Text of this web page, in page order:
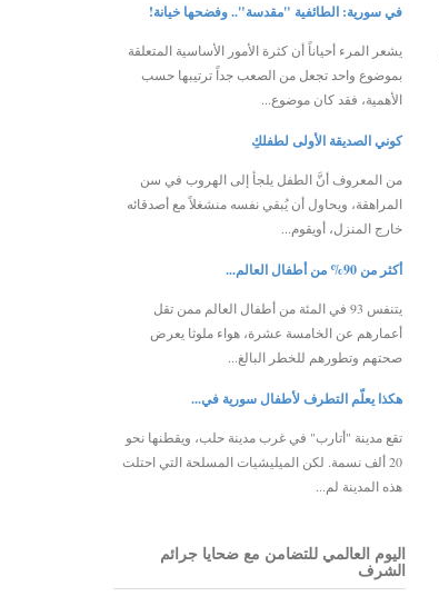
في سورية: الطائفية "مقدسة".. وفضحها خيانة!
يشعر المرء أحياناً أن كثرة الأمور الأساسية المتعلقة
بموضوع واحد تجعل من الصعب جداً ترتيبها حسب
الأهمية، فقد كان موضوع...
كوني الصديقة الأولى لطفلكِ
من المعروف أنَّ الطفل يلجأ إلى الهروب في سن
المراهقة، ويحاول أن يُبقي نفسه منشغلاً مع أصدقائه
خارج المنزل، أويقوم...
أكثر من 90% من أطفال العالم...
يتنفس 93 في المئة من أطفال العالم ممن تقل
أعمارهم عن الخامسة عشرة، هواء ملوثا يعرض
صحتهم وتطورهم للخطر البالغ...
هكذا يعلّم التطرف لأطفال سورية في...
تقع مدينة "أتارب" في غرب مدينة حلب، ويقطنها نحو
20 ألف نسمة. لكن الميليشيات المسلحة التي احتلت
هذه المدينة لم...
اليوم العالمي للتضامن مع ضحايا جرائم
الشرف